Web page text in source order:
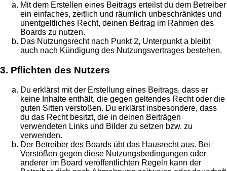
Mit dem Erstellen eines Beitrags erteilst du dem Betreiber
ein einfaches, zeitlich und räumlich unbeschränktes und
unentgeltliches Recht, deinen Beitrag im Rahmen des
Boards zu nutzen.
Das Nutzungsrecht nach Punkt 2, Unterpunkt a bleibt
auch nach Kündigung des Nutzungsvertrages bestehen.
3. Pflichten des Nutzers
Du erklärst mit der Erstellung eines Beitrags, dass er
keine Inhalte enthält, die gegen geltendes Recht oder die
guten Sitten verstoßen. Du erklärst insbesondere, dass
du das Recht besitzt, die in deinen Beiträgen
verwendeten Links und Bilder zu setzen bzw. zu
verwenden.
Der Betreiber des Boards übt das Hausrecht aus. Bei
Verstößen gegen diese Nutzungsbedingungen oder
anderer im Board veröffentlichten Regeln kann der